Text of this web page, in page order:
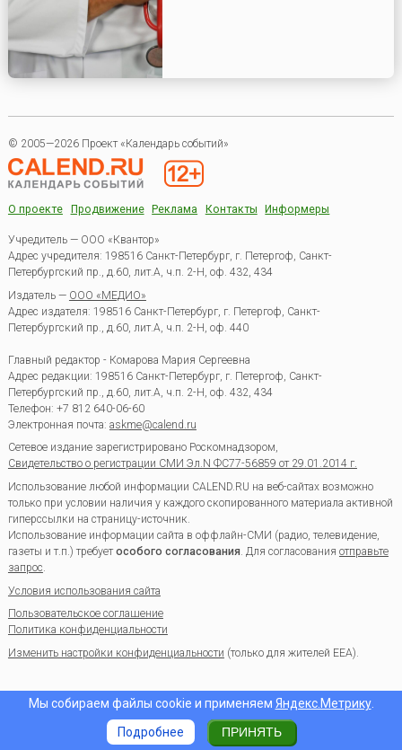
© 2005—2026 Проект «Календарь событий»
О проекте Продвижение Реклама Контакты Информеры
Учредитель — ООО «Квантор»
Адрес учредителя: 198516 Санкт-Петербург, г. Петергоф, Санкт-
Петербургский пр., д.60, лит.А, ч.п. 2-Н, оф. 432, 434
Издатель — ООО «МЕДИО»
Адрес издателя: 198516 Санкт-Петербург, г. Петергоф, Санкт-
Петербургский пр., д.60, лит.А, ч.п. 2-Н, оф. 440
Главный редактор - Комарова Мария Сергеевна
Адрес редакции: 198516 Санкт-Петербург, г. Петергоф, Санкт-
Петербургский пр., д.60, лит.А, ч.п. 2-Н, оф. 432, 434
Телефон: +7 812 640-06-60
Электронная почта: askme@calend.ru
Сетевое издание зарегистрировано Роскомнадзором,
Свидетельство о регистрации СМИ Эл.N ФС77-56859 от 29.01.2014 г.
Использование любой информации CALEND.RU на веб-сайтах возможно
только при условии наличия у каждого скопированного материала активной
гиперссылки на страницу-источник.
Использование информации сайта в оффлайн-СМИ (радио, телевидение,
газеты и т.п.) требуетособого согласования. Для согласования отправьте
запрос.
Условия использования сайта
Пользовательское соглашение
Политика конфиденциальности
Изменить настройки конфиденциальности (только для жителей EEA).
Мы собираем файлы cookie и применяем Яндекс.Метрику.
Подробнее
ПРИНЯТЬ